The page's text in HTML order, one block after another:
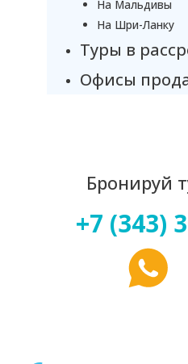
На Мальдивы
На Шри-Ланку
Туры в
Офисы
Бронируй
+7 (343)